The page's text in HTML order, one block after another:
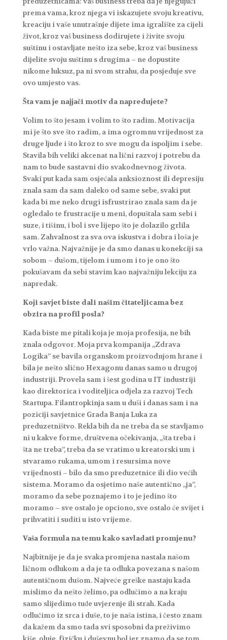
prema vama, kroz njega vi iskazujete svoju kreativu,
kreaciju i vaše unutrašnje dijete ima igralište za cijeli
život, kroz vaš business dodirujete i živite svoju
suštinu i ostavljate nešto iza sebe, kroz vaš business
dijelite svoju suštinu s drugima – ne dopustite
nikome luksuz, pa ni svom strahu, da posjeduje sve
ovo umjesto vas.
Šta vam je najjači motiv da napredujete?
Volim to što jesam i volim to što radim. Motivacija
mi je što sve što radim, a ima ogromnu vrijednost za
druge ljude i što kroz to sve mogu da ispoljim i sebe.
Stavila bih veliki akcenat na lični razvoj i potrebu da
nam to bude sastavni dio svakodnevnog života.
Svaki put kada sam osjećala anksioznost ili depresiju
znala sam da sam daleko od same sebe, svaki put
kada bi me neko drugi isfrustrirao znala sam da je
ogledalo te frustracije u meni, dopuštala sam sebi i
suze, i tišinu, i bol i sve lijepo što je dolazilo grlila
sam. Zahvalnost za sva ova iskustva i dobra i loša je
vrlo važna. Najvažnije je da smo danas u konekciji sa
sobom – dušom, tijelom i umom i to je ono što
pokušavam da sebi stavim kao najvažniju lekciju za
napredak.
Koji savjet biste dali našim čitateljicama bez
obzira na profil posla?
Kada biste me pitali koja je moja profesija, ne bih
znala odgovor. Moja prva kompanija „Zdrava
Logika” se bavila organskom proizvodnjom hrane i
bila je nešto slično Hexagonu danas samo u drugoj
industriji. Provela sam i šest godina u IT industriji
kao direktorica i voditeljica odjela za razvoj Tech
Startupa. Filantropkinja sam u duši i danas sam i na
poziciji savjetnice Grada Banja Luka za
preduzetništvo. Rekla bih da ne treba da se stavljamo
ni u kakve forme, društvena očekivanja, „šta treba i
šta ne treba”, treba da se vratimo u kreatorski um i
stvaramo rukama, umom i resursima nove
vrijednosti – bilo da smo preduzetnice ili dio većih
sistema. Moramo da osjetimo naše autentično „ja”,
moramo da sebe poznajemo i to je jedino što
moramo – sve ostalo je opciono, sve ostalo će svijet i
prihvatiti i suditi u isto vrijeme.
Vaša formula na temu kako savladati promjenu?
Najbitnije je da je svaka promjena nastala našom
ličnom odlukom a da je ta odluka povezana s našom
autentičnom dušom. Najveće greške nastaju kada
mislimo da nešto želimo, pa odlučimo a na kraju
samo slijedimo tuđe uvjerenje ili strah. Kada
odlučimo iz srca i duše, to je naša istina, i često znam
da kažem da smo tada svi sposobni da preživimo